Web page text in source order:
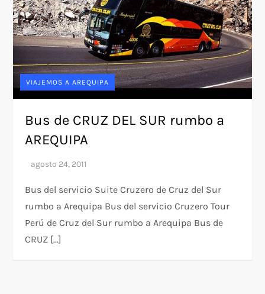
VIAJEMOS A AREQUIPA
Bus de CRUZ DEL SUR rumbo a
AREQUIPA
Bus del servicio Suite Cruzero de Cruz del Sur
rumbo a Arequipa Bus del servicio Cruzero Tour
Perú de Cruz del Sur rumbo a Arequipa Bus de
CRUZ […]